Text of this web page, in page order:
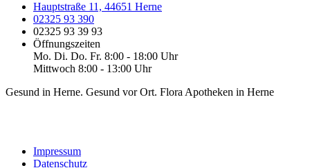
Hauptstraße 11, 44651 Herne
02325 93 390
02325 93 39 93
Öffnungszeiten
Mo. Di. Do. Fr. 8:00 - 18:00 Uhr
Mittwoch 8:00 - 13:00 Uhr
Gesund in Herne. Gesund vor Ort. Flora Apotheken in Herne
Impressum
Datenschutz